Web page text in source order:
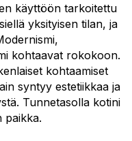
käyttöön tarkoitettu
yksityisen tilan, ja
kohtaavat rokokoon.
kohtaamiset
syntyy estetiikkaa ja
Tunnetasolla kotini
paikka.